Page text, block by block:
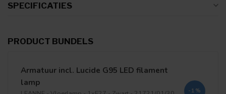
SPECIFICATIES
PRODUCT BUNDELS
Armatuur incl. Lucide G95 LED filament
lamp
-1%